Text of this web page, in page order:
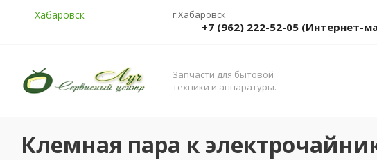
Хабаровск г.Хабаровск
+7 (962) 222-52-05 (Интернет-
Запчасти для бытовой
техники и аппаратуры.
Клемная пара к